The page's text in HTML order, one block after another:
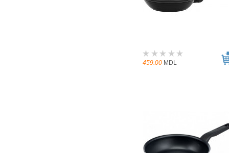
459.00 MDL